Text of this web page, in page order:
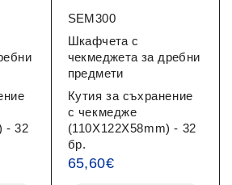
- 32
SEM300
Шкафчета с
чекмеджета за дребни
предмети
Кутия за съхранение
с чекмедже
(110X122X58mm) - 32
бр.
65,60€